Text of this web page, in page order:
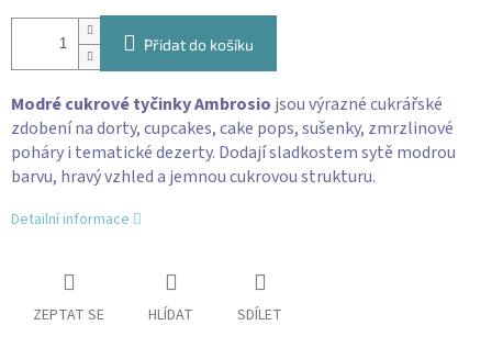
Přidat do košíku
Modré cukrové tyčinky Ambrosio jsou výrazné cukrářské
zdobení na dorty, cupcakes, cake pops, sušenky, zmrzlinové
poháry i tematické dezerty. Dodají sladkostem sytě modrou
barvu, hravý vzhled a jemnou cukrovou strukturu.
Detailní informace
ZEPTAT SE HLÍDAT SDÍLET